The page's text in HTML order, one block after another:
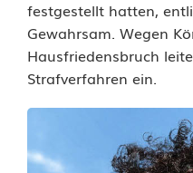
e
l
ä
festgestellt hatten,
Gewahrsam. Wegen
Hausfriedensbruch
Strafverfahren ein.